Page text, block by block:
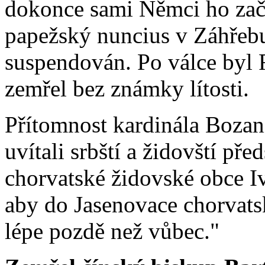
dokonce sami Němci ho
papežský nuncius v
suspendován. Po válce
zemřel bez známky lítosti.
Přítomnost kardinála
uvítali srbští a židovští
chorvatské židovské obce
aby do Jasenovace
lépe pozdě než vůbec."